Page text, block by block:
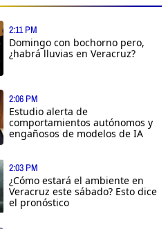
2:11 PM
Domingo con bochorno pero,
¿habrá lluvias en Veracruz?
2:06 PM
Estudio alerta de
comportamientos autónomos y
engañosos de modelos de IA
2:03 PM
¿Cómo estará el ambiente en
Veracruz este sábado? Esto dice
el pronóstico